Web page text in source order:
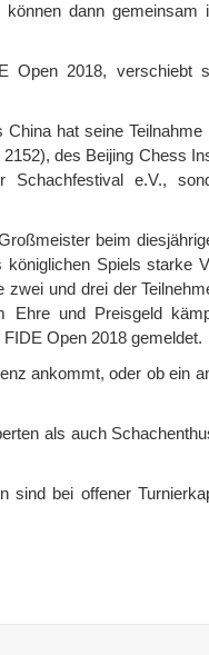
dann gemeinsam
Open 2018, verschiebt
hat seine
des Beijing Chess
Schachfestival e.V.,
beim
Spiels starke
und drei der
und Preisgeld
Open 2018 gemeldet.
ankommt, oder ob ein
als auch
sind bei offener